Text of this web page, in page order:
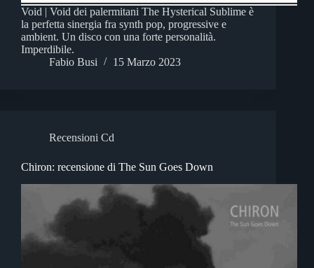
Void | Void dei palermitani The Hysterical Sublime è
la perfetta sinergia fra synth pop, progressive e
ambient. Un disco con una forte personalità.
Imperdibile.
Fabio Busi
15 Marzo 2023
Recensioni Cd
Chiron: recensione di The Sun Goes Down